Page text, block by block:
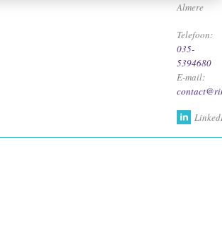
Almere
Telefoon:
035-
5394680
E-mail: